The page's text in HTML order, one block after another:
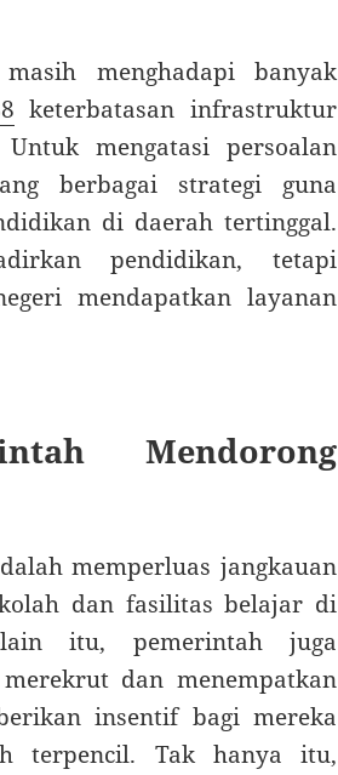
menghadapi banyak
keterbatasan infrastruktur
mengatasi persoalan
berbagai strategi guna
di daerah tertinggal.
pendidikan, tetapi
mendapatkan layanan
Mendorong
memperluas jangkauan
dan fasilitas belajar di
itu, pemerintah juga
dan menempatkan
insentif bagi mereka
terpencil. Tak hanya itu,